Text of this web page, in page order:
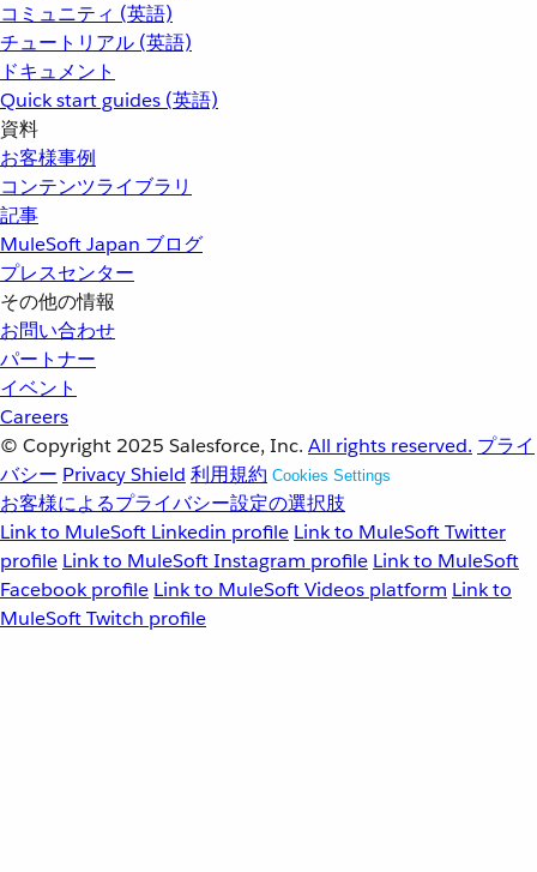
コミュニティ (英語)
チュートリアル (英語)
ドキュメント
Quick start guides (英語)
資料
お客様事例
コンテンツライブラリ
記事
MuleSoft Japan ブログ
プレスセンター
その他の情報
お問い合わせ
パートナー
イベント
Careers
© Copyright 2025 Salesforce, Inc. All rights reserved. プライ
バシー Privacy Shield 利用規約 Cookies Settings
お客様によるプライバシー設定の選択肢
Link to MuleSoft Linkedin profile Link to MuleSoft Twitter
profile Link to MuleSoft Instagram profile Link to MuleSoft
Facebook profile Link to MuleSoft Videos platform Link to
MuleSoft Twitch profile